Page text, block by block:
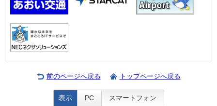
前のページへ戻る トップページへ戻る
表示 PC スマートフォン